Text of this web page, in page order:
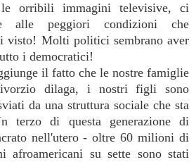
orribili immagini televisive, ci
alle peggiori condizioni che
visto! Molti politici sembrano aver
i democratici!
il fatto che le nostre famiglie
dilaga, i nostri figli sono
da una struttura sociale che sta
terzo di questa generazione di
nell'utero - oltre 60 milioni di
afroamericani su sette sono stati